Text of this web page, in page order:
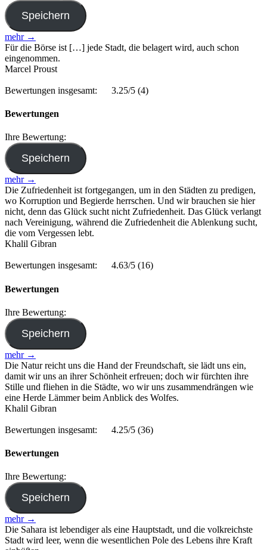
mehr →
Für die Börse ist […] jede Stadt, die belagert wird, auch schon
eingenommen.
Marcel Proust
Bewertungen insgesamt: 3.25/5 (4)
Bewertungen
Ihre Bewertung:
mehr →
Die Zufriedenheit ist fortgegangen, um in den Städten zu predigen,
wo Korruption und Begierde herrschen. Und wir brauchen sie hier
nicht, denn das Glück sucht nicht Zufriedenheit. Das Glück verlangt
nach Vereinigung, während die Zufriedenheit die Ablenkung sucht,
die vom Vergessen lebt.
Khalil Gibran
Bewertungen insgesamt: 4.63/5 (16)
Bewertungen
Ihre Bewertung:
mehr →
Die Natur reicht uns die Hand der Freundschaft, sie lädt uns ein,
damit wir uns an ihrer Schönheit erfreuen; doch wir fürchten ihre
Stille und fliehen in die Städte, wo wir uns zusammendrängen wie
eine Herde Lämmer beim Anblick des Wolfes.
Khalil Gibran
Bewertungen insgesamt: 4.25/5 (36)
Bewertungen
Ihre Bewertung:
mehr →
Die Sahara ist lebendiger als eine Hauptstadt, und die volkreichste
Stadt wird leer, wenn die wesentlichen Pole des Lebens ihre Kraft